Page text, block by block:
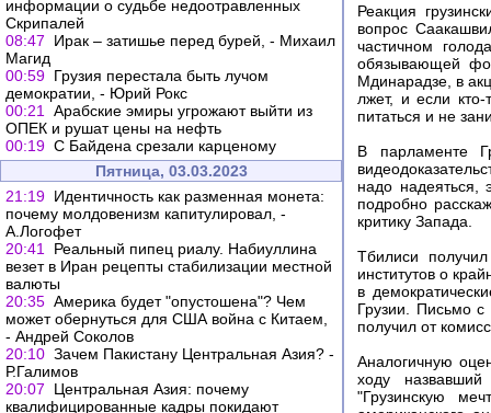
информации о судьбе недоотравленных
Скрипалей
08:47
Ирак – затишье перед бурей, - Михаил
Магид
00:59 Грузия перестала быть лучом
демократии, - Юрий Рокс
00:21
Арабские эмиры угрожают выйти из
ОПЕК и рушат цены на нефть
00:19 С Байдена срезали карценому
Пятница, 03.03.2023
21:19 Идентичность как разменная монета:
почему молдовенизм капитулировал, -
А.Логофет
20:41
Реальный пипец риалу. Набиуллина
везет в Иран рецепты стабилизации местной
валюты
20:35 Америка будет "опустошена"? Чем
может обернуться для США война с Китаем,
- Андрей Соколов
20:10 Зачем Пакистану Центральная Азия? -
Р.Галимов
20:07
Центральная Азия: почему
квалифицированные кадры покидают
Реакция
вопрос
частичном
обязывающей
Мдинарадзе, в
лжет, и если кто-
питаться и не
В парламенте
надо надеяться,
подробно
критику Запада.
Тбилиси
институтов о
в
Грузии. Письмо
получил от
Аналогичную
ходу
"Грузинскую